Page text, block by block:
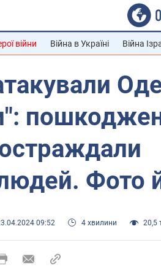
війни Війна в Україні Війна
Фото
09:52 4 хвилини 20,5